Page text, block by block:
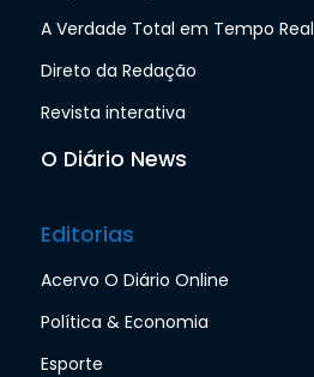
A Verdade Total em Tempo Real
Direto da Redação
Revista interativa
O Diário News
Editorias
Acervo O Diário Online
Política & Economia
Esporte